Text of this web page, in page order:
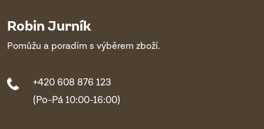
Robin Jurník
Pomůžu a poradím s výběrem zboží.
+420 608 876 123
(Po-Pá 10:00-16:00)